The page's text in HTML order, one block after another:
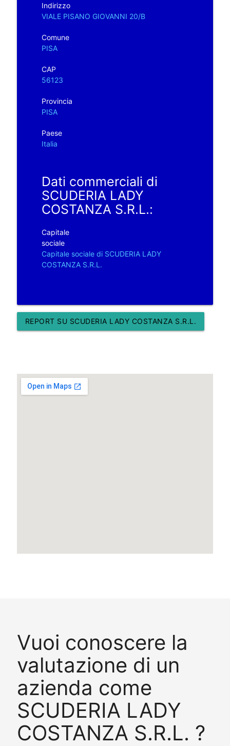
Indirizzo
VIALE PISANO GIOVANNI 20/B
Comune
PISA
CAP
56123
Provincia
PISA
Paese
Italia
Dati commerciali di
SCUDERIA LADY
COSTANZA S.R.L.:
Capitale
sociale
Capitale sociale di SCUDERIA LADY
COSTANZA S.R.L.
REPORT SU SCUDERIA LADY COSTANZA S.R.L.
Vuoi conoscere la
valutazione di un
azienda come
SCUDERIA LADY
COSTANZA S.R.L. ?